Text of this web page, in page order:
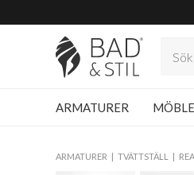
ARMATURER
ARMATURER TVÄTTSTÄLL REA